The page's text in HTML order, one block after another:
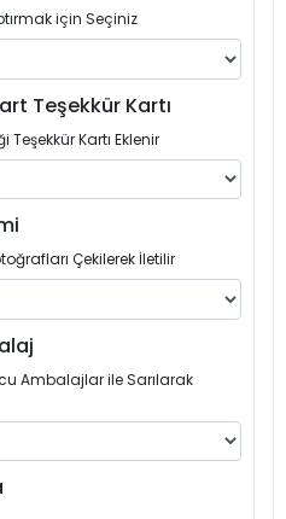
için Seçiniz
Teşekkür Kartı
Teşekkür Kartı Eklenir
Çekilerek İletilir
Ambalajlar ile Sarılarak